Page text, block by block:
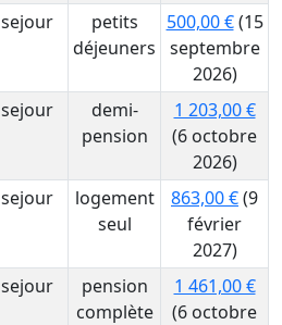
sejour
petits
déjeuners
500,00 €(15
septembre
2026)
sejour
demi-
pension
1 203,00 €
(6 octobre
2026)
sejour
logement
seul
863,00 €(9
février
2027)
sejour
pension
complète
1 461,00 €
(6 octobre